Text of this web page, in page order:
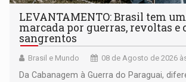
LEVANTAMENTO: Brasil tem
marcada por guerras, revoltas e
sangrentos
Brasil e Mundo 08 de Agosto de 2026
Da Cabanagem à Guerra do Paraguai,